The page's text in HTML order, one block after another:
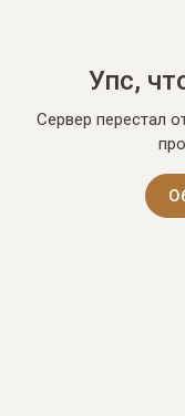
Упс,
Сервер перестал